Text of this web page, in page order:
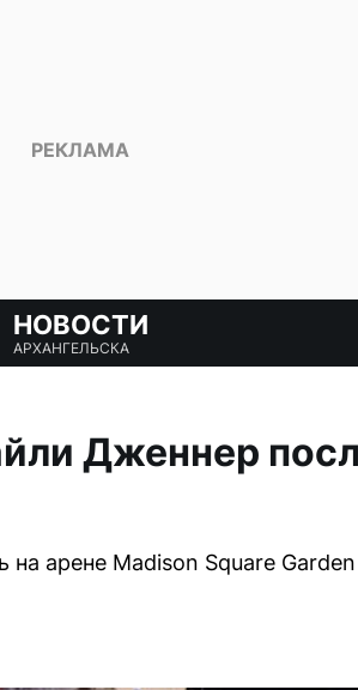
НОВОСТИ
АРХАНГЕЛЬСКА
Дженнер
арене Madison Square